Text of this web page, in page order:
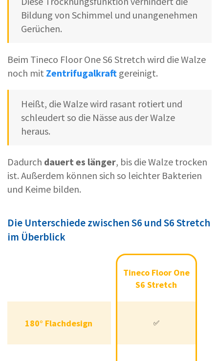
Bildung von Schimmel und unangenehmen
Gerüchen.
Beim Tineco Floor One S6 Stretch wird die Walze
noch mit Zentrifugalkraft gereinigt.
Heißt, die Walze wird rasant rotiert und
schleudert so die Nässe aus der Walze
heraus.
Dadurch dauert es länger, bis die Walze trocken
ist. Außerdem können sich so leichter Bakterien
und Keime bilden.
Die Unterschiede zwischen S6 und S6 Stretch
im Überblick
Floor One
S6
Floor
One S6
180° Flachdesign
Tineco Floor One
S6 Stretch
✅
180° Flachdesign